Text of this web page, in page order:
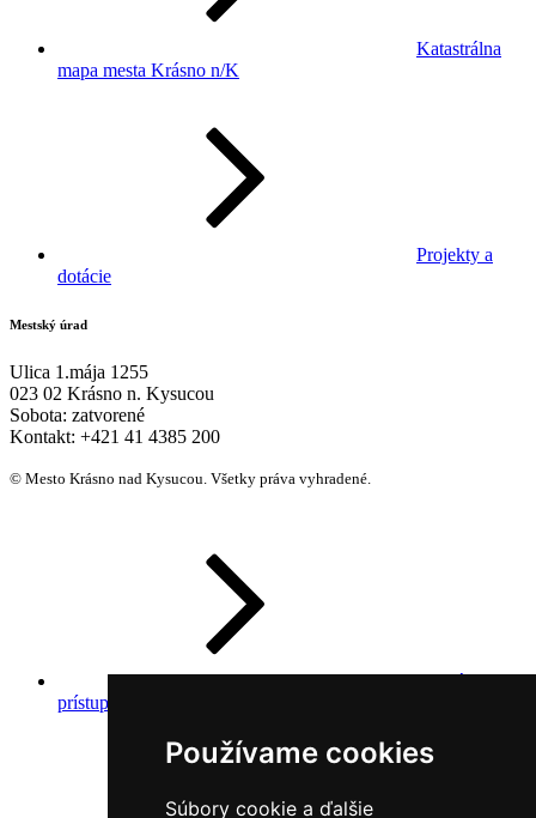
Používame cookies
Súbory cookie a ďalšie
Katastrálna
mapa mesta Krásno n/K
Projekty a
dotácie
Mestský úrad
Ulica 1.mája 1255
023 02 Krásno n. Kysucou
Sobota: zatvorené
Kontakt: +421 41 4385 200
© Mesto Krásno nad Kysucou. Všetky práva vyhradené.
Prehlásenie o
prístupnosti